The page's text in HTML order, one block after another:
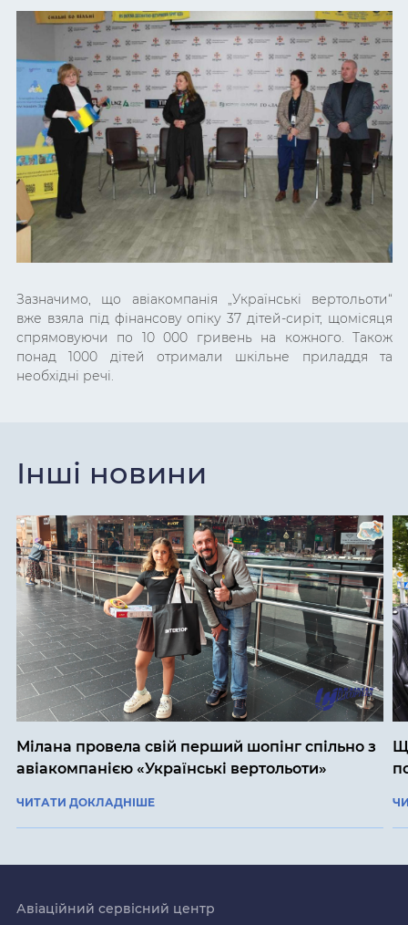
Зазначимо, що авіакомпанія „Українські вертольоти“
вже взяла під фінансову опіку 37 дітей-сиріт, щомісяця
спрямовуючи по 10 000 гривень на кожного. Також
понад 1000 дітей отримали шкільне приладдя та
необхідні речі.
Інші новини
Мілана провела свій перший шопінг спільно з
авіакомпанією «Українські вертольоти»
ЧИТАТИ ДОКЛАДНІШЕ
Авіаційний сервісний центр